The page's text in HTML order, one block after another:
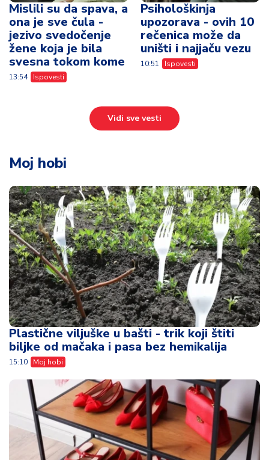
Mislili su da spava, a
ona je sve čula -
jezivo svedočenje
žene koja je bila
svesna tokom kome
13:54 Ispovesti
Psihološkinja
upozorava - ovih 10
rečenica može da
uništi i najjaču vezu
10:51 Ispovesti
Vidi sve vesti
Moj hobi
Plastične viljuške u bašti - trik koji štiti
biljke od mačaka i pasa bez hemikalija
15:10 Moj hobi